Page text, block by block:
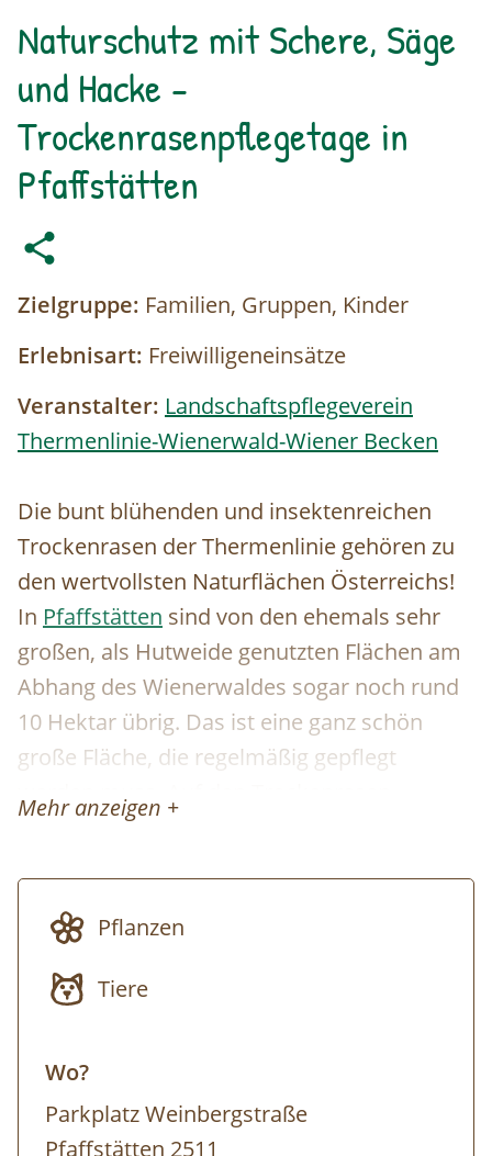
Naturschutz mit Schere, Säge
und Hacke -
Trockenrasenpflegetage in
Pfaffstätten
Zielgruppe: Familien, Gruppen, Kinder
Erlebnisart: Freiwilligeneinsätze
Veranstalter: Landschaftspflegeverein
Thermenlinie-Wienerwald-Wiener Becken
Die bunt blühenden und insektenreichen
Trockenrasen der Thermenlinie gehören zu
den wertvollsten Naturflächen Österreichs!
In Pfaffstätten sind von den ehemals sehr
großen, als Hutweide genutzten Flächen am
Abhang des Wienerwaldes sogar noch rund
10 Hektar übrig. Das ist eine ganz schön
große Fläche, die regelmäßig gepflegt
werden muss. Auf den Trockenrasen
Pfaffstättens leben Tier- und
Nur durch die Hilfe von engagierten
Menschen können die wertvollen Flächen
Buschaustriebe, Büsche und Bäume und
Mehr anzeigen +
Pflanzen
Tiere
Wo?
Parkplatz Weinbergstraße
Pfaffstätten 2511